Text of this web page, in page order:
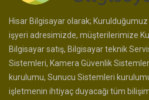
Hisar Bilgisayar olarak; Kurulduğumuz
işyeri adresimizde, müşterilerimize
Bilgisayar satış, Bilgisayar teknik
Sistemleri, Kamera Güvenlik
kurulumu, Sunucu Sistemleri
işletmenin ihtiyaç duyacağı tüm